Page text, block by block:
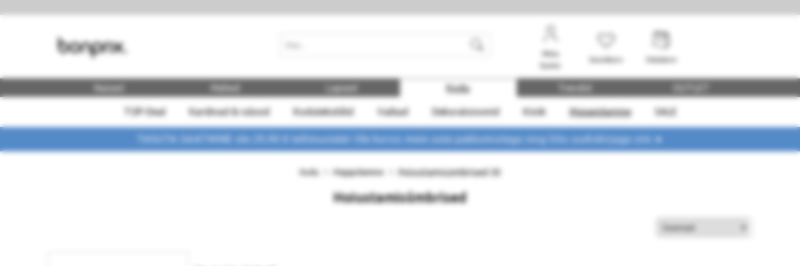
Ostukorv
Naised Mehed Lapsed Kodu
TOP-Deal Kardinad & rulood Kodutekstiilid Vaibad Dekoratsioonid Köök Majapidamine SALE
Trendid
TASUTA SAATMINE üle 29,90 € tellimustele! Ole kursis meie uute pakkumistega ning liitu uudiskirjaga siin ➤
Kodu Majapidamine Hoiustamisümbrised
Hoiustamisümbrised